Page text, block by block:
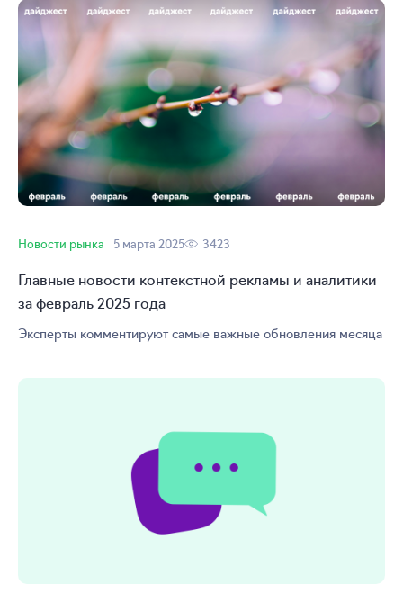
Новости рынка 5 марта 2025 3423
Главные новости контекстной рекламы и аналитики
за февраль 2025 года
Эксперты комментируют самые важные обновления месяца